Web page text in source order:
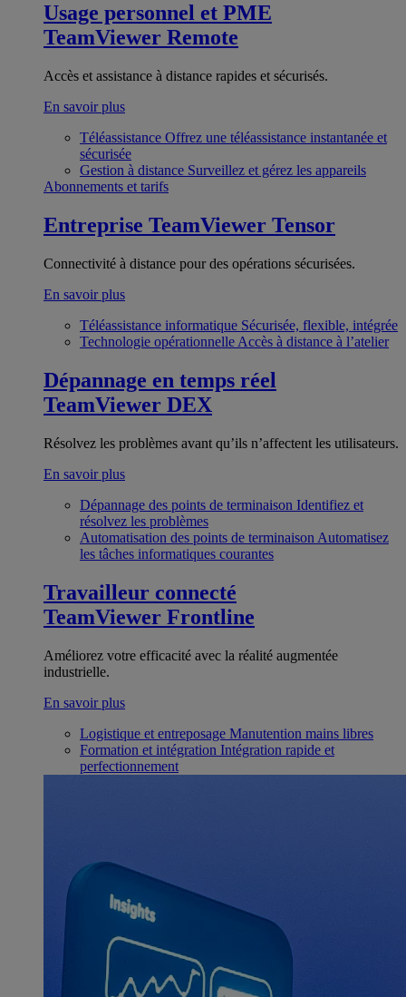
Usage personnel et PME
TeamViewer Remote
Accès et assistance à distance rapides et sécurisés.
En savoir plus
Téléassistance Offrez une téléassistance instantanée et
sécurisée
Gestion à distance Surveillez et gérez les appareils
Abonnements et tarifs
Entreprise TeamViewer Tensor
Connectivité à distance pour des opérations sécurisées.
En savoir plus
Téléassistance informatique Sécurisée, flexible, intégrée
Technologie opérationnelle Accès à distance à l’atelier
Dépannage en temps réel
TeamViewer DEX
Résolvez les problèmes avant qu’ils n’affectent les utilisateurs.
En savoir plus
Dépannage des points de terminaison Identifiez et
résolvez les problèmes
Automatisation des points de terminaison Automatisez
les tâches informatiques courantes
Travailleur connecté
TeamViewer Frontline
Améliorez votre efficacité avec la réalité augmentée
industrielle.
En savoir plus
Logistique et entreposage Manutention mains libres
Formation et intégration Intégration rapide et
perfectionnement